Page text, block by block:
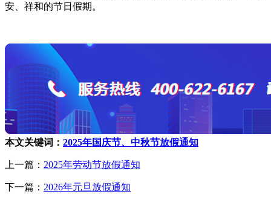
安、祥和的节日假期。
本文关键词： 2025年国庆节、中秋节放假通知
上一篇： 2025年劳动节放假通知
下一篇： 2026年元旦放假通知